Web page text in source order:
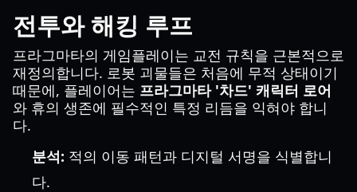
전투와 해킹 루프
프라그마타의 게임플레이는 교전 규칙을 근본적으로
재정의합니다. 로봇 괴물들은 처음에 무적 상태이기
때문에, 플레이어는 프라그마타 '차드' 캐릭터 로어
와 휴의 생존에 필수적인 특정 리듬을 익혀야 합니
다.
분석: 적의 이동 패턴과 디지털 서명을 식별합니
다.